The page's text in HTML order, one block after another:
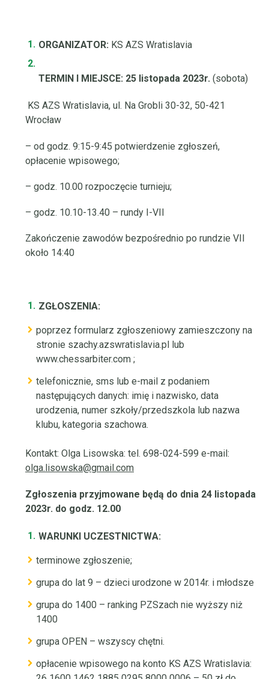
ORGANIZATOR: KS AZS Wratislavia
TERMIN I MIEJSCE: 25 listopada 2023r. (sobota)
KS AZS Wratislavia, ul. Na Grobli 30-32, 50-421
Wrocław
– od godz. 9:15-9:45 potwierdzenie zgłoszeń,
opłacenie wpisowego;
– godz. 10.00 rozpoczęcie turnieju;
– godz. 10.10-13.40 – rundy I-VII
Zakończenie zawodów bezpośrednio po rundzie VII
około 14:40
ZGŁOSZENIA:
poprzez formularz zgłoszeniowy zamieszczony na
stronie szachy.azswratislavia.pl
lub
www.chessarbiter.com ;
telefonicznie, sms lub e-mail z podaniem
następujących danych: imię i nazwisko, data
urodzenia, numer szkoły/przedszkola lub nazwa
klubu, kategoria szachowa.
Kontakt: Olga Lisowska: tel. 698-024-599 e-mail:
olga.lisowska@gmail.com
Zgłoszenia przyjmowane będą do dnia 24 listopada
2023r. do godz. 12.00
WARUNKI UCZESTNICTWA:
terminowe zgłoszenie;
grupa do lat 9 – dzieci urodzone w 2014r. i młodsze
grupa do 1400 – ranking PZSzach nie wyższy niż
1400
grupa OPEN – wszyscy chętni.
opłacenie wpisowego na konto KS AZS Wratislavia: